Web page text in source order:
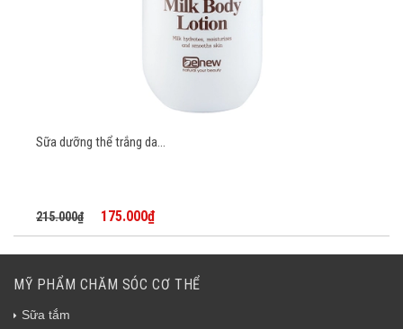
Sữa dưỡng thể trắng da...
215.000₫ 175.000₫
MỸ PHẨM CHĂM SÓC CƠ THỂ
Sữa tắm